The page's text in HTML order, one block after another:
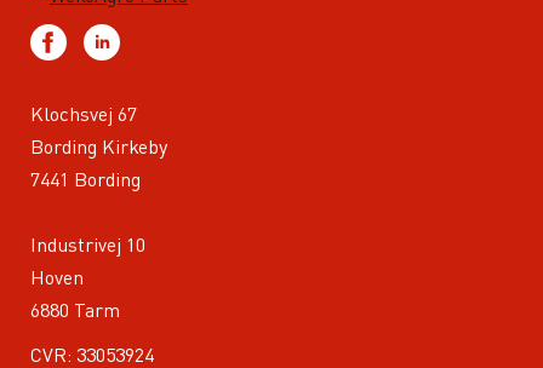
Klochsvej 67
Bording Kirkeby
7441 Bording
Industrivej 10
Hoven
6880 Tarm
CVR: 33053924